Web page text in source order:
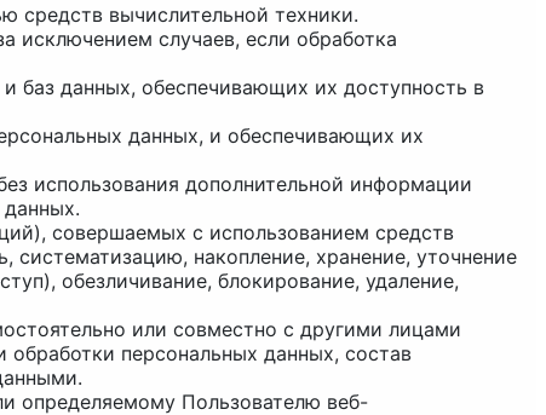
средств вычислительной техники.
исключением случаев, если обработка
баз данных, обеспечивающих их доступность в
данных, и обеспечивающих их
использования дополнительной информации
совершаемых с использованием средств
накопление, хранение, уточнение
обезличивание, блокирование, удаление,
или совместно с другими лицами
персональных данных, состав
определяемому Пользователю веб-